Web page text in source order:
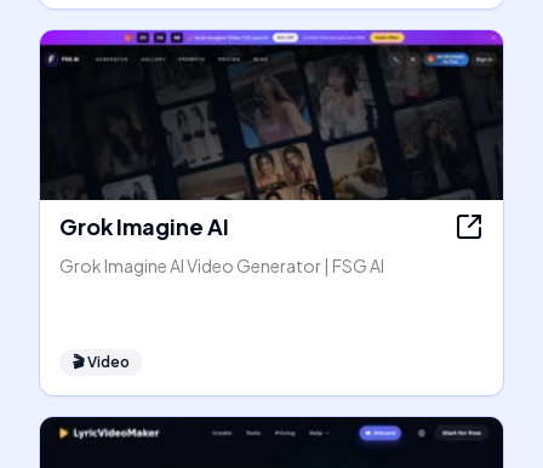
Grok Imagine AI
Grok Imagine AI Video Generator | FSG AI
🎬Video